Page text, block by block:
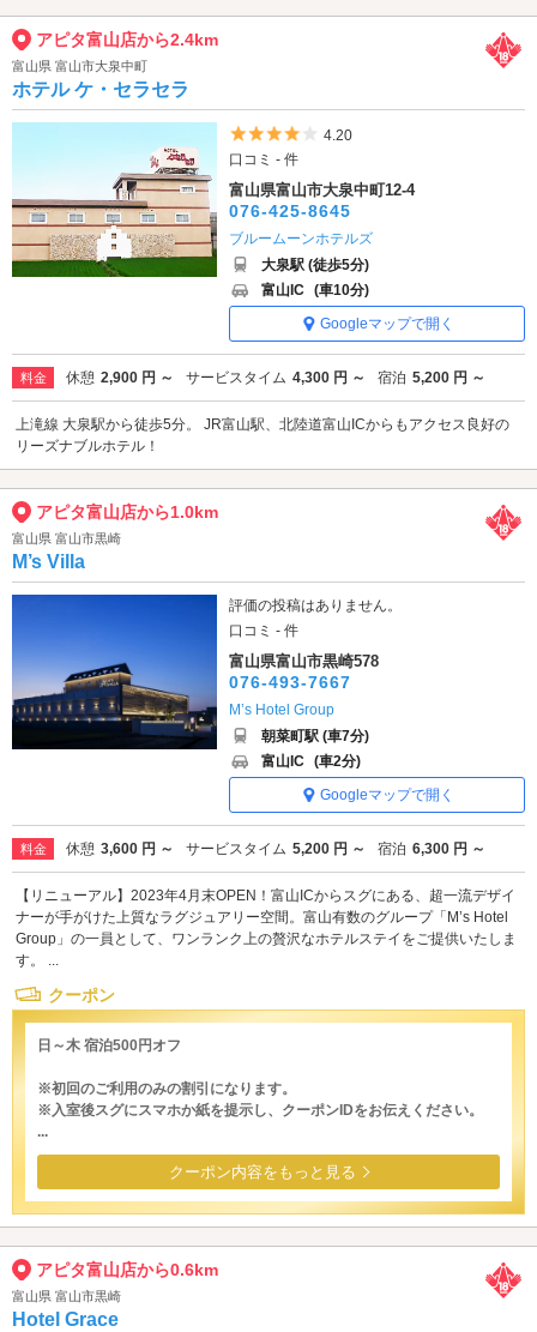
アピタ富山店から2.4km
富山県 富山市大泉中町
ホテル ケ・セラセラ
5つ星のうち4
4.20
口コミ - 件
富山県富山市大泉中町12-4
076-425-8645
ブルームーンホテルズ
大泉駅 (徒歩5分)
富山IC (車10分)
Googleマップで開く
料金 休憩 2,900 円 ～ サービスタイム 4,300 円 ～ 宿泊 5,200 円 ～
上滝線 大泉駅から徒歩5分。 JR富山駅、北陸道富山ICからもアクセス良好の
リーズナブルホテル！
アピタ富山店から1.0km
富山県 富山市黒崎
M’s Villa
評価の投稿はありません。
口コミ - 件
富山県富山市黒崎578
076-493-7667
M’s Hotel Group
朝菜町駅 (車7分)
富山IC (車2分)
Googleマップで開く
料金 休憩 3,600 円 ～ サービスタイム 5,200 円 ～ 宿泊 6,300 円 ～
【リニューアル】2023年4月末OPEN！富山ICからスグにある、超一流デザイ
ナーが手がけた上質なラグジュアリー空間。富山有数のグループ「M’s Hotel
Group」の一員として、ワンランク上の贅沢なホテルステイをご提供いたしま
す。 ...
クーポン
日～木 宿泊500円オフ
※初回のご利用のみの割引になります。
※入室後スグにスマホか紙を提示し、クーポンIDをお伝えください。
...
クーポン内容をもっと見る
アピタ富山店から0.6km
富山県 富山市黒崎
Hotel Grace